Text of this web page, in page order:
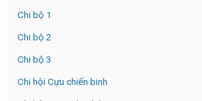
Chi bộ 1
Chi bộ 2
Chi bộ 3
Chi hội Cựu chiến binh